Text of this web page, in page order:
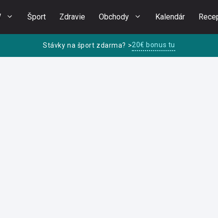
Šport Zdravie Obchody Kalendár
Stávky na šport zdarma? >20€ bonus tu